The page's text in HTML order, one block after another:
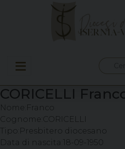
per:
CORICELLI
Nome: Franco
Cognome: CORICELLI
Tipo: Presbitero diocesano
Data di nascita: 18-09-1950